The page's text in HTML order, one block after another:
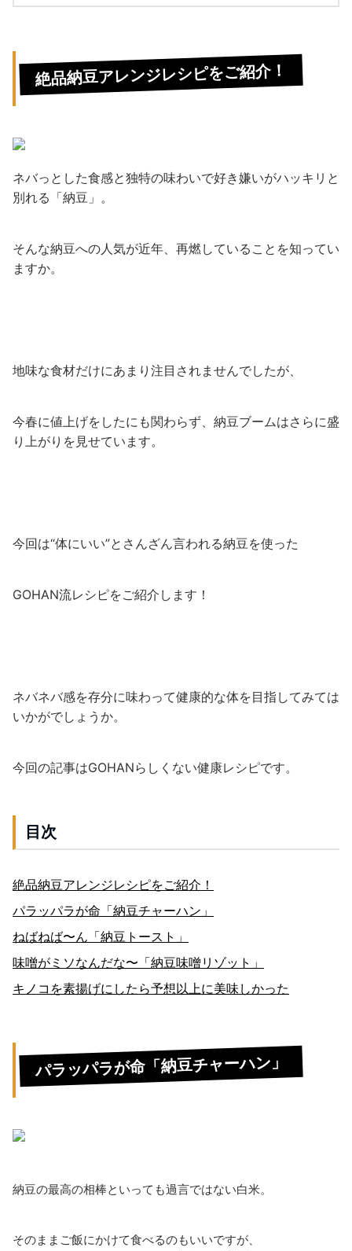
絶品納豆アレンジレシピをご紹介！
ネバっとした食感と独特の味わいで好き嫌いがハッキリと
別れる「納豆」。
そんな納豆への人気が近年、再燃していることを知ってい
ますか。
地味な食材だけにあまり注目されませんでしたが、
今春に値上げをしたにも関わらず、納豆ブームはさらに盛
り上がりを見せています。
今回は“体にいい”とさんざん言われる納豆を使った
GOHAN流レシピをご紹介します！
ネバネバ感を存分に味わって健康的な体を目指してみては
いかがでしょうか。
今回の記事はGOHANらしくない健康レシピです。
目次
絶品納豆アレンジレシピをご紹介！
パラッパラが命「納豆チャーハン」
ねばねば〜ん「納豆トースト」
味噌がミソなんだな〜「納豆味噌リゾット」
キノコを素揚げにしたら予想以上に美味しかった
パラッパラが命「納豆チャーハン」
納豆の最高の相棒といっても過言ではない白米。
そのままご飯にかけて食べるのもいいですが、